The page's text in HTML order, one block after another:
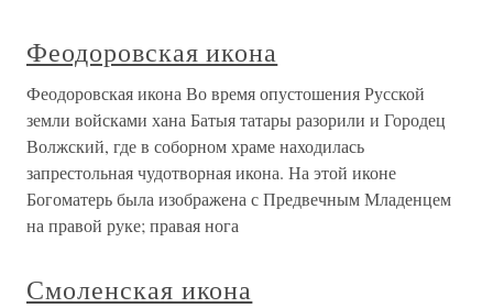
Феодоровская икона
Феодоровская икона Во время опустошения Русской
земли войсками хана Батыя татары разорили и Городец
Волжский, где в соборном храме находилась
запрестольная чудотворная икона. На этой иконе
Богоматерь была изображена с Предвечным Младенцем
на правой руке; правая нога
Смоленская икона